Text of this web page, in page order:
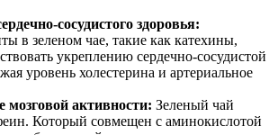
сосудистого здоровья:
в зеленом чае, такие как катехины,
укреплению сердечно-сосудистой
уровень холестерина и артериальное
мозговой активности: Зеленый чай
Который совмещен с аминокислотой